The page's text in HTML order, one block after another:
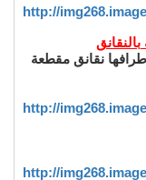
نقانق مقطعة